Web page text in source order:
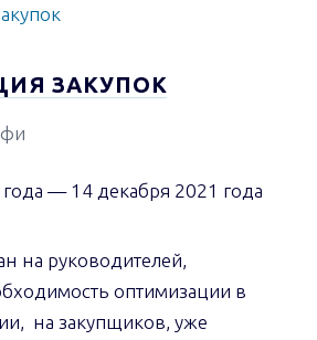
ЗАКУПОК
— 14 декабря 2021 года
на руководителей,
оптимизации в
на закупщиков, уже